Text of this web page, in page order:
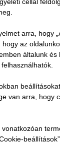
az ausztriai
üzemeink -
napi
autópálya.
arra, hogy
az
általunk
van arra, hogy